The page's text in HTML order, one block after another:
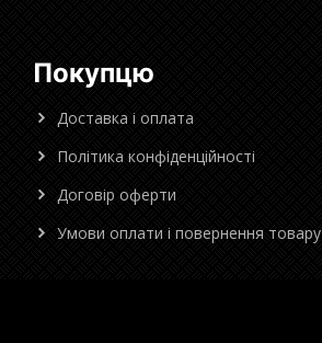
Покупцю
Доставка і оплата
Політика конфіденційності
Договір оферти
Умови оплати і повернення товару